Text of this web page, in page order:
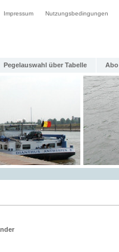
Impressum Nutzungsbedingungen
Pegelauswahl über Tabelle Abo